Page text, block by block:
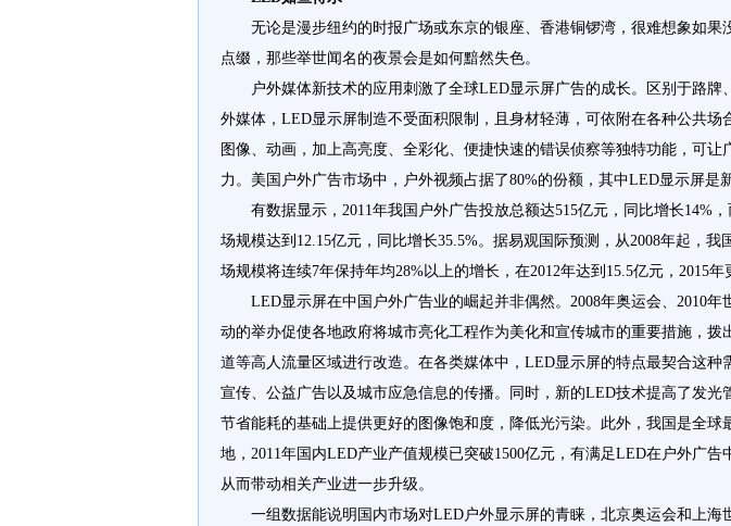
无论是漫步纽约的时报广场或东京的银座、香港铜锣湾，很难想象如果
点缀，那些举世闻名的夜景会是如何黯然失色。
户外媒体新技术的应用刺激了全球LED显示屏广告的成长。区别于路牌
外媒体，LED显示屏制造不受面积限制，且身材轻薄，可依附在各种公共场
图像、动画，加上高亮度、全彩化、便捷快速的错误侦察等独特功能，可让
力。美国户外广告市场中，户外视频占据了80%的份额，其中LED显示屏是
有数据显示，2011年我国户外广告投放总额达515亿元，同比增长14%
场规模达到12.15亿元，同比增长35.5%。据易观国际预测，从2008年起，我
场规模将连续7年保持年均28%以上的增长，在2012年达到15.5亿元，2015年
LED显示屏在中国户外广告业的崛起并非偶然。2008年奥运会、2010年
动的举办促使各地政府将城市亮化工程作为美化和宣传城市的重要措施，拨
道等高人流量区域进行改造。在各类媒体中，LED显示屏的特点最契合这种
宣传、公益广告以及城市应急信息的传播。同时，新的LED技术提高了发光
节省能耗的基础上提供更好的图像饱和度，降低光污染。此外，我国是全球
地，2011年国内LED产业产值规模已突破1500亿元，有满足LED在户外广告
从而带动相关产业进一步升级。
一组数据能说明国内市场对LED户外显示屏的青睐，北京奥运会和上海